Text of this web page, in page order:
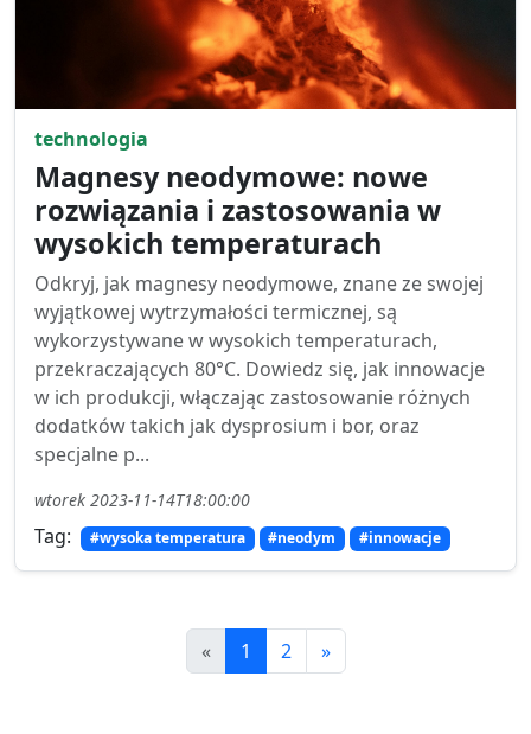
technologia
Magnesy neodymowe: nowe
rozwiązania i zastosowania w
wysokich temperaturach
Odkryj, jak magnesy neodymowe, znane ze swojej
wyjątkowej wytrzymałości termicznej, są
wykorzystywane w wysokich temperaturach,
przekraczających 80°C. Dowiedz się, jak innowacje
w ich produkcji, włączając zastosowanie różnych
dodatków takich jak dysprosium i bor, oraz
specjalne p...
wtorek 2023-11-14T18:00:00
Tag: #wysoka temperatura #neodym #innowacje
« 1 2 »